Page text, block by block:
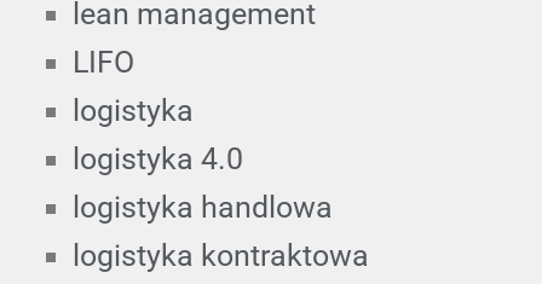
lean management
LIFO
logistyka
logistyka 4.0
logistyka handlowa
logistyka kontraktowa